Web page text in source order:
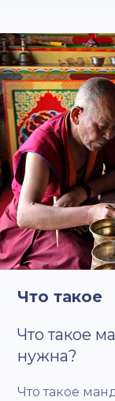
Что такое
Что такое
нужна?
Что такое